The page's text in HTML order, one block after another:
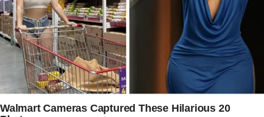
esportiva brasileira, mesmo diante de um
desfecho que poucos imaginavam acontecer tão
cedo.